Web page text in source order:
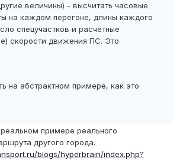
величины) - высчитать часовые
на каждом перегоне, длины каждого
спецучастков и расчётные
скорости движения ПС. Это
на абстрактном примере, как это
примере реального
другого города.
blogs/hyperbrain/index.php?